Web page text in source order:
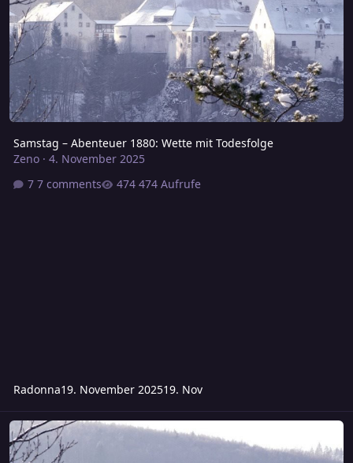
Samstag – Abenteuer 1880: Wette mit Todesfolge
Zeno· 4. November 2025
7 comments
474 Aufrufe
Radonna19. November 202519. Nov
Mittwoch - Ein Schrei in der nacht hallt WIEDER durch das